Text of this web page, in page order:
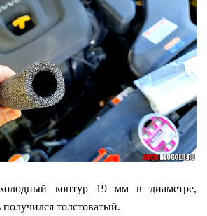
контур 19 мм в диаметре,
толстоватый.